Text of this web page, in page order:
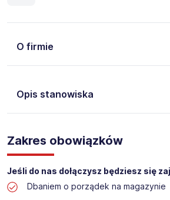
O firmie
Opis stanowiska
Pośrednictwa Pracy i Doradztwa
Profit jest obecnie jedną z
polskich agencji zatrudnienia. W ciągu
działalności daliśmy pracę przeszło
w całym kraju. Skutecznie znajdujemy
największych firm, jak również małych
Zakres obowiązków
Jeśli do nas dołączysz będziesz się
Dbaniem o porządek na magazynie